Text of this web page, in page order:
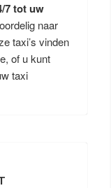
7 tot uw
naar
taxi’s vinden
of u kunt
taxi